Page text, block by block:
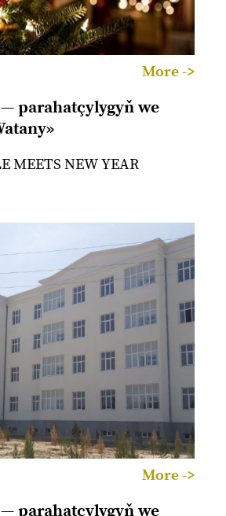
More ->
parahatçylygyň we
MEETS NEW YEAR
More ->
parahatçylygyň we